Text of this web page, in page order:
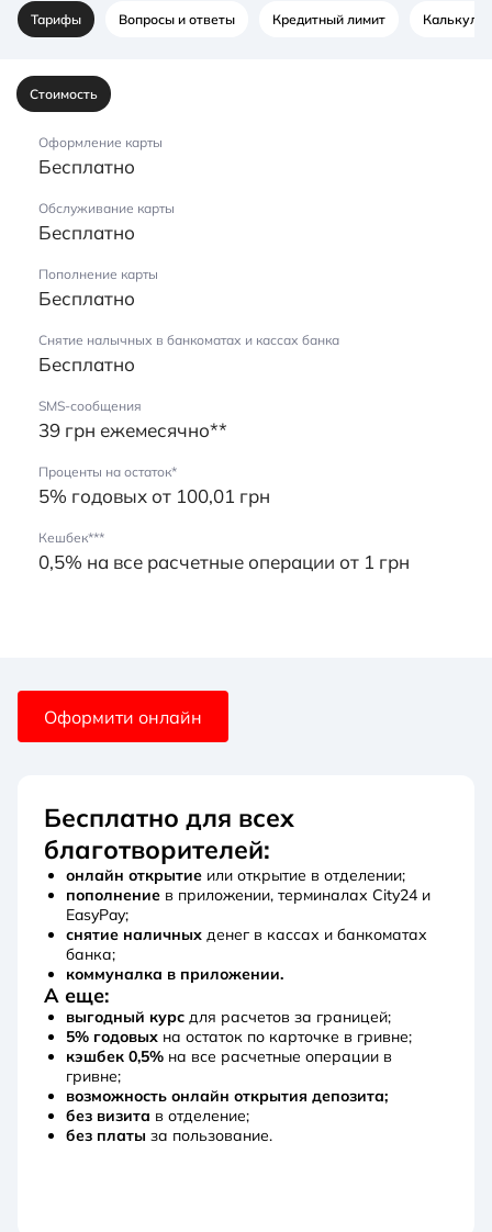
Тарифы Вопросы и ответы Кредитный лимит
Стоимость
Оформление карты
Бесплатно
Обслуживание карты
Бесплатно
Пополнение карты
Бесплатно
Снятие налычных в банкоматах и кассах банка
Бесплатно
SMS-сообщения
39 грн ежемесячно**
Проценты на остаток*
5% годовых от 100,01 грн
Кешбек***
0,5% на все расчетные операции от 1 грн
Оформити онлайн
Бесплатно для всех
благотворителей:
онлайн открытие или открытие в отделении;
пополнение в приложении, терминалах Сity24 и
EasyPay;
снятие наличных денег в кассах и банкоматах
банка;
коммуналка в приложении.
А еще:
выгодный курс для расчетов за границей;
5% годовых на остаток по карточке в гривне;
кэшбек 0,5% на все расчетные операции в
гривне;
возможность онлайн открытия депозита;
без визита в отделение;
без платы за пользование.